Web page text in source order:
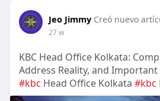
Jeo Jimmy Creó nuevo
27 w
KBC Head Office Kolkata:
Address Reality, and
#kbc Head Office Kolkata #kbc